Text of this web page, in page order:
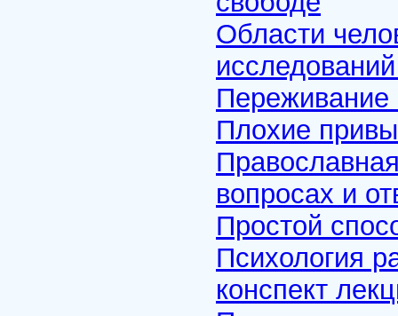
Области
Переживание
Плохие
вопросах и
Простой
Психология
конспект